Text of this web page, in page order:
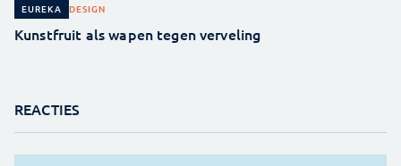
EUREKA DESIGN
Kunstfruit als wapen tegen verveling
REACTIES